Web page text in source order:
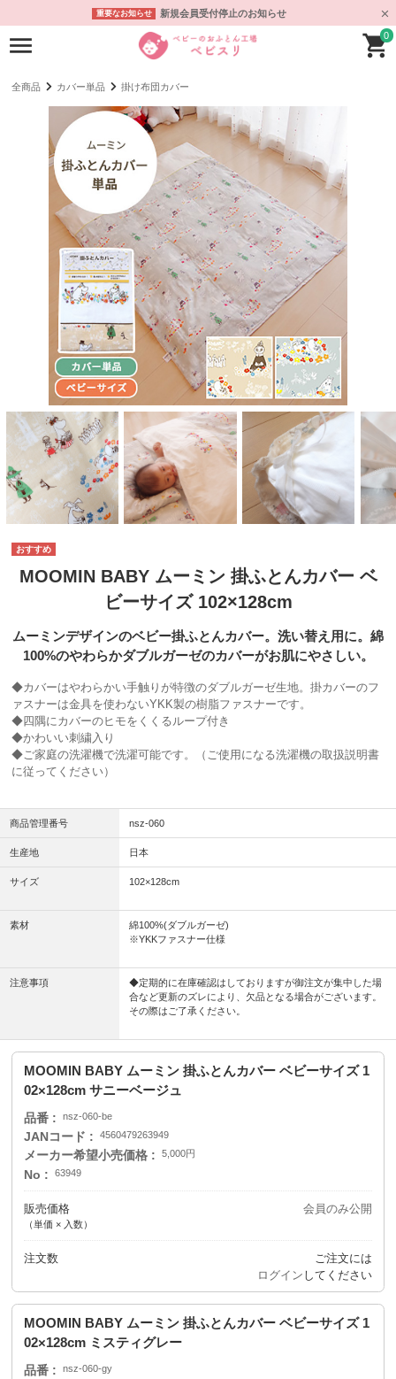
重要なお知らせ 新規会員受付停止のお知らせ
0
全商品 カバー単品 掛け布団カバー
MOOMIN BABY ムーミン 掛ふとんカバー ベ
ビーサイズ 102×128cm
ムーミンデザインのベビー掛ふとんカバー。洗い替え用に。綿
100%のやわらかダブルガーゼのカバーがお肌にやさしい。
◆カバーはやわらかい手触りが特徴のダブルガーゼ生地。掛カバーのフ
ァスナーは金具を使わないYKK製の樹脂ファスナーです。
◆四隅にカバーのヒモをくくるループ付き
◆かわいい刺繍入り
◆ご家庭の洗濯機で洗濯可能です。（ご使用になる洗濯機の取扱説明書
に従ってください）
商品管理番号 nsz-060
生産地 日本
サイズ 102×128cm
素材
綿100%(ダブルガーゼ)
※YKKファスナー仕様
注意事項
◆定期的に在庫確認はしておりますが御注文が集中した場
合など更新のズレにより、欠品となる場合がございます。
その際はご了承ください。
MOOMIN BABY ムーミン 掛ふとんカバー ベビーサイズ 1
02×128cm サニーベージュ
品番 nsz-060-be
JANコード 4560479263949
メーカー希望小売価格 5,000円
No 63949
販売価格
（単価 × 入数）
会員のみ公開
注文数
ご注文には
ログイン してください
MOOMIN BABY ムーミン 掛ふとんカバー ベビーサイズ 1
02×128cm ミスティグレー
品番 nsz-060-gy